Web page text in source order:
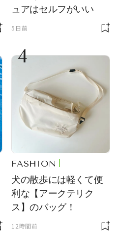
ュアはセルフがいい
5日前
4
FASHION
犬の散歩には軽くて便
利な【アークテリク
ス】のバッグ！
12時間前